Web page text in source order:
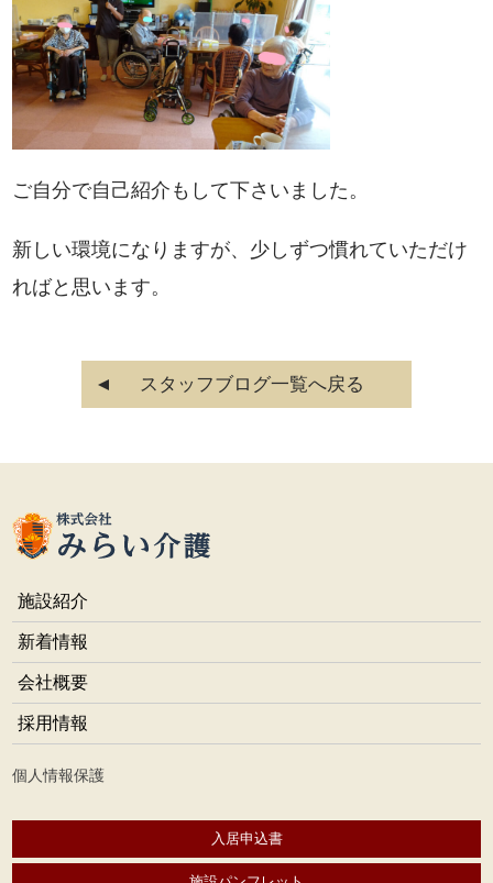
ご自分で自己紹介もして下さいました。
新しい環境になりますが、少しずつ慣れていただけ
ればと思います。
スタッフブログ一覧へ戻る
施設紹介
新着情報
会社概要
採用情報
個人情報保護
入居申込書